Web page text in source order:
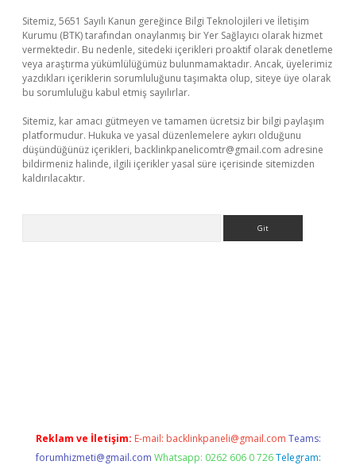
Sitemiz, 5651 Sayılı Kanun gereğince Bilgi Teknolojileri ve İletişim
Kurumu (BTK) tarafından onaylanmış bir Yer Sağlayıcı olarak hizmet
vermektedir. Bu nedenle, sitedeki içerikleri proaktif olarak denetleme
veya araştırma yükümlülüğümüz bulunmamaktadır. Ancak, üyelerimiz
yazdıkları içeriklerin sorumluluğunu taşımakta olup, siteye üye olarak
bu sorumluluğu kabul etmiş sayılırlar.
Sitemiz, kar amacı gütmeyen ve tamamen ücretsiz bir bilgi paylaşım
platformudur. Hukuka ve yasal düzenlemelere aykırı olduğunu
düşündüğünüz içerikleri, backlinkpanelicomtr@gmail.com adresine
bildirmeniz halinde, ilgili içerikler yasal süre içerisinde sitemizden
kaldırılacaktır.
Reklam ve İletişim: E-mail: backlinkpaneli@gmail.com Teams:
forumhizmeti@gmail.com Whatsapp: 0262 606 0 726 Telegram: